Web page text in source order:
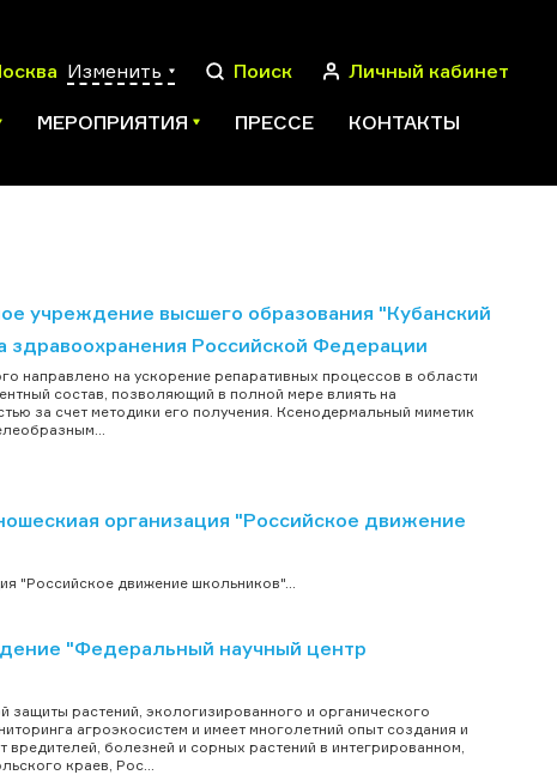
Изменить Поиск Личный кабинет
МЕРОПРИЯТИЯ ПРЕССЕ КОНТАКТЫ
учреждение высшего образования "Кубанский
здравоохранения Российской Федерации
направлено на ускорение репаративных процессов в области
состав, позволяющий в полной мере влиять на
за счет методики его получения. Ксенодермальный миметик
организация "Российское движение
"Российское движение школьников"...
"Федеральный научный центр
растений, экологизированного и органического
агроэкосистем и имеет многолетний опыт создания и
болезней и сорных растений в интегрированном,
краев, Рос...